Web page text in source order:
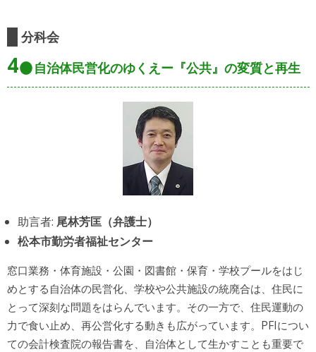
分科会
4 自治体民営化のゆくえー『公共』の変質と再生
助言者: 尾林芳匡（弁護士）
松本市勤労者福祉センター
窓口業務・体育施設・公園・図書館・保育・学校プールをはじ
めとする自治体の民営化、学校や公共施設の統廃合は、住民に
とって深刻な問題をはらんでいます。その一方で、住民運動の
力で食い止め、再公営化する動きも広がっています。PFIについ
ての会計検査院の報告書を、自治体として生かすことも重要で